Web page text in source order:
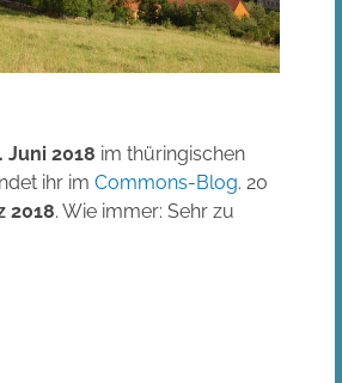
Juni 2018 im thüringischen
ihr im Commons-Blog. 20
2018. Wie immer: Sehr zu